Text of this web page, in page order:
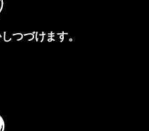
つづけます。